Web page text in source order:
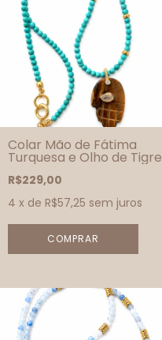
Colar Mão de Fátima
Turquesa e Olho de Tigre
R$229,00
4 x de R$57,25 sem juros